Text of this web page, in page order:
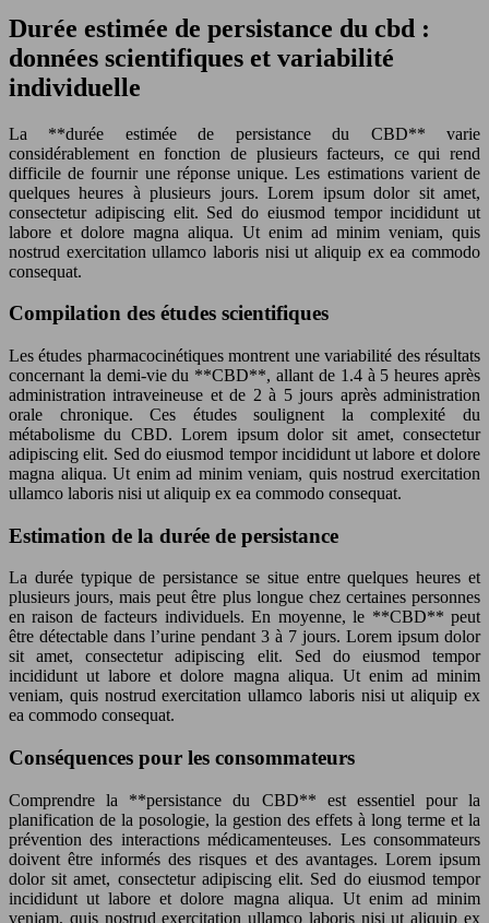
Durée estimée de persistance du cbd :
données scientifiques et variabilité
individuelle
La **durée estimée de persistance du CBD** varie
considérablement en fonction de plusieurs facteurs, ce qui rend
difficile de fournir une réponse unique. Les estimations varient de
quelques heures à plusieurs jours. Lorem ipsum dolor sit amet,
consectetur adipiscing elit. Sed do eiusmod tempor incididunt ut
labore et dolore magna aliqua. Ut enim ad minim veniam, quis
nostrud exercitation ullamco laboris nisi ut aliquip ex ea commodo
consequat.
Compilation des études scientifiques
Les études pharmacocinétiques montrent une variabilité des résultats
concernant la demi-vie du **CBD**, allant de 1.4 à 5 heures après
administration intraveineuse et de 2 à 5 jours après administration
orale chronique. Ces études soulignent la complexité du
métabolisme du CBD. Lorem ipsum dolor sit amet, consectetur
adipiscing elit. Sed do eiusmod tempor incididunt ut labore et dolore
magna aliqua. Ut enim ad minim veniam, quis nostrud exercitation
ullamco laboris nisi ut aliquip ex ea commodo consequat.
Estimation de la durée de persistance
La durée typique de persistance se situe entre quelques heures et
plusieurs jours, mais peut être plus longue chez certaines personnes
en raison de facteurs individuels. En moyenne, le **CBD** peut
être détectable dans l’urine pendant 3 à 7 jours. Lorem ipsum dolor
sit amet, consectetur adipiscing elit. Sed do eiusmod tempor
incididunt ut labore et dolore magna aliqua. Ut enim ad minim
veniam, quis nostrud exercitation ullamco laboris nisi ut aliquip ex
ea commodo consequat.
Conséquences pour les consommateurs
Comprendre la **persistance du CBD** est essentiel pour la
planification de la posologie, la gestion des effets à long terme et la
prévention des interactions médicamenteuses. Les consommateurs
doivent être informés des risques et des avantages. Lorem ipsum
dolor sit amet, consectetur adipiscing elit. Sed do eiusmod tempor
incididunt ut labore et dolore magna aliqua. Ut enim ad minim
veniam, quis nostrud exercitation ullamco laboris nisi ut aliquip ex